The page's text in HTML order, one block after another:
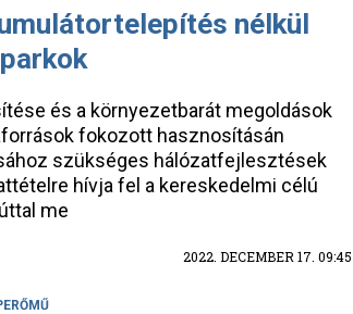
nélkül
és a környezetbarát megoldások
fokozott hasznosításán
szükséges hálózatfejlesztések
hívja fel a kereskedelmi célú
me
2022. DECEMBER 17. 09:45